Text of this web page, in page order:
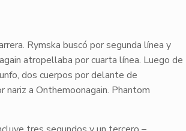
Rymska buscó por segunda línea y
atropellaba por cuarta línea. Luego de
dos cuerpos por delante de
nariz a Onthemoonagain. Phantom